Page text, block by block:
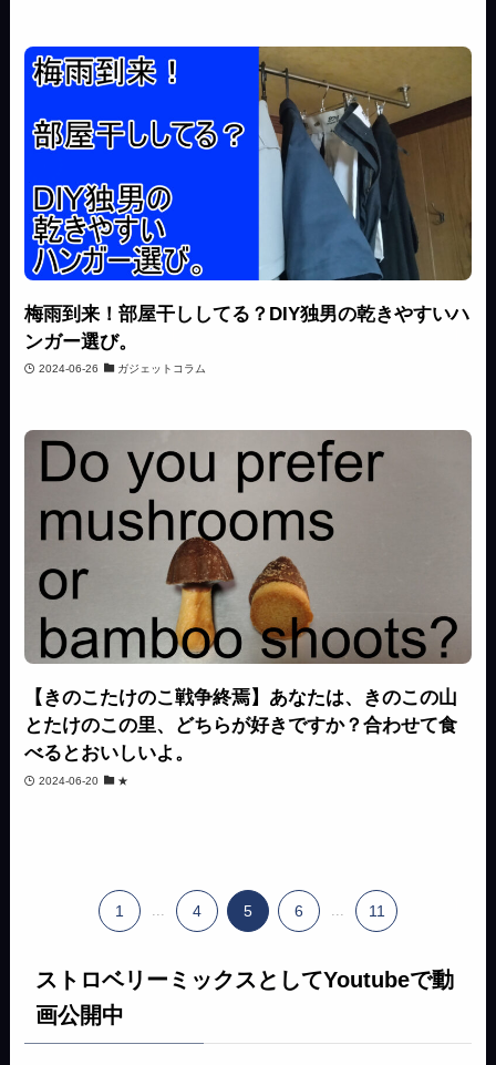
梅雨到来！部屋干ししてる？DIY独男の乾きやすいハ
ンガー選び。
2024-06-26 ガジェットコラム
【きのこたけのこ戦争終焉】あなたは、きのこの山
とたけのこの里、どちらが好きですか？合わせて食
べるとおいしいよ。
2024-06-20 ★
1 4 5 6 11
ストロベリーミックスとしてYoutubeで動
画公開中